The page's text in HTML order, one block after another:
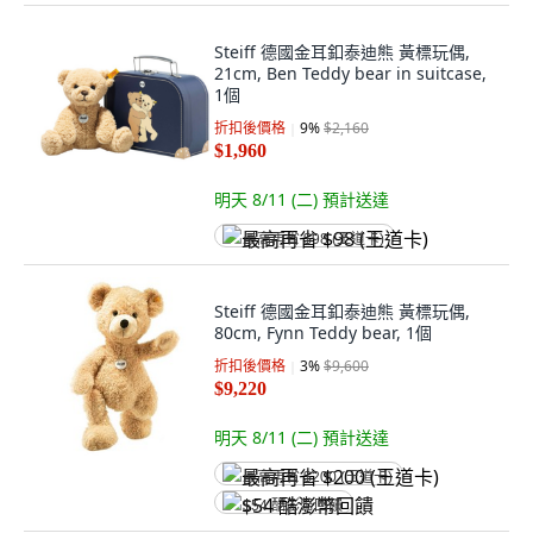
Steiff 德國金耳釦泰迪熊 黃標玩偶,
21cm, Ben Teddy bear in suitcase,
1個
折扣後價格 9%$2,160
$1,960
明天 8/11 (二) 預計送達
最高再省 $98 (王道卡)
Steiff 德國金耳釦泰迪熊 黃標玩偶,
80cm, Fynn Teddy bear, 1個
折扣後價格 3%$9,600
$9,220
明天 8/11 (二) 預計送達
最高再省 $200 (王道卡)
$54 酷澎幣回饋